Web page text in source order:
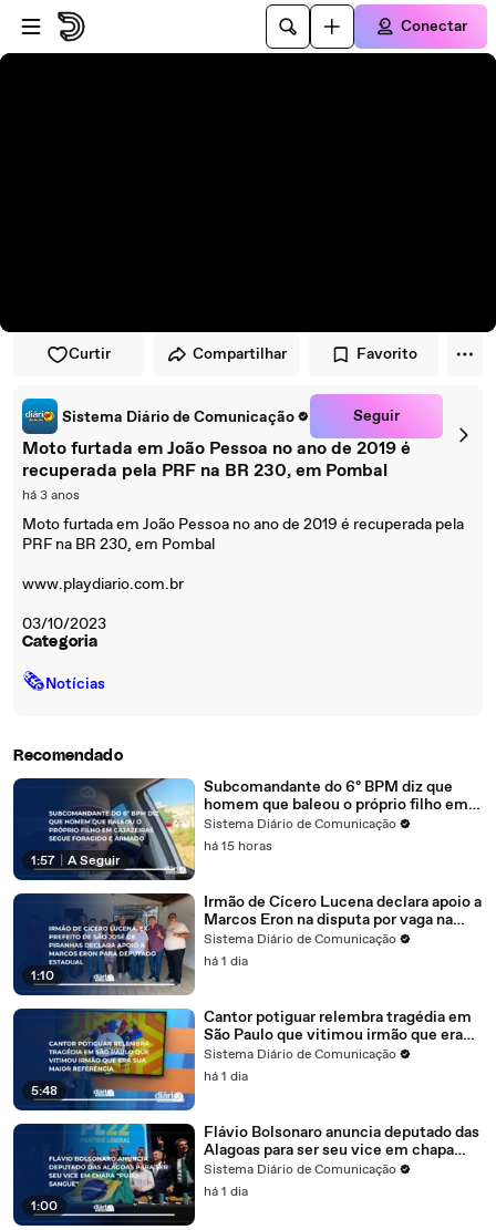
Pular para o player
Ir para o conteúdo principal
Conectar
Curtir Compartilhar Favorito
Sistema Diário de Comunicação Seguir
Moto furtada em João Pessoa no ano de 2019 é
recuperada pela PRF na BR 230, em Pombal
há 3 anos
Moto furtada em João Pessoa no ano de 2019 é recuperada pela
PRF na BR 230, em Pombal
www.playdiario.com.br
03/10/2023
Categoria
🗞Notícias
Recomendado
1:57 A Seguir
Subcomandante do 6º BPM diz que
homem que baleou o próprio filho em
Cajazeiras segue foragido e armado
Sistema Diário de Comunicação
há 15 horas
1:10
Irmão de Cícero Lucena declara apoio a
Marcos Eron na disputa por vaga na
Assembleia Legislativa
Sistema Diário de Comunicação
há 1 dia
5:48
Cantor potiguar relembra tragédia em
São Paulo que vitimou irmão que era
sua maior referência
Sistema Diário de Comunicação
há 1 dia
1:00
Flávio Bolsonaro anuncia deputado das
Alagoas para ser seu vice em chapa
"puro-sangue"
Sistema Diário de Comunicação
há 1 dia